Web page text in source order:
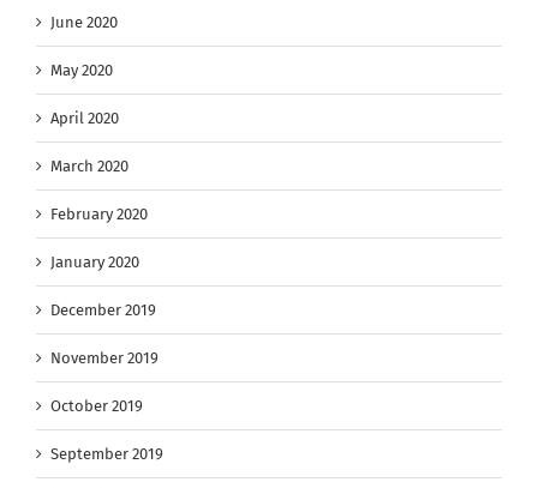
June 2020
May 2020
April 2020
March 2020
February 2020
January 2020
December 2019
November 2019
October 2019
September 2019